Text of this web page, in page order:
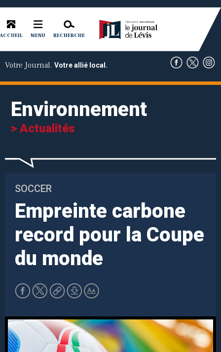
ACCUEIL MENU RECHERCHE
Votre Journal. Votre allié local.
Environnement
> Actualités
SOCCER
Empreinte carbone
record pour la Coupe
du monde